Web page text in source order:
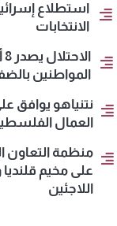
استطلاع
الانتخابات
المواطنين
العمال
منظمة التعاون
على مخيم
اللاجئين